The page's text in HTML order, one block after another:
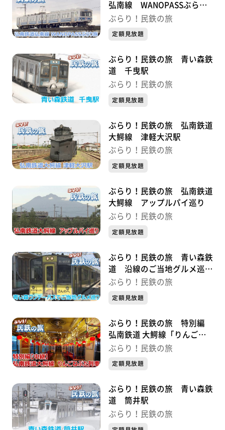
弘南線 WANOPASSぶらり
旅
ぶらり！民鉄の旅
定額見放題
ぶらり！民鉄の旅 青い森鉄
道 千曳駅
ぶらり！民鉄の旅
定額見放題
ぶらり！民鉄の旅 弘南鉄道
大鰐線 津軽大沢駅
ぶらり！民鉄の旅
定額見放題
ぶらり！民鉄の旅 弘南鉄道
大鰐線 アップルパイ巡り
ぶらり！民鉄の旅
定額見放題
ぶらり！民鉄の旅 青い森鉄
道 沿線のご当地グルメ巡り
の旅
ぶらり！民鉄の旅
定額見放題
ぶらり！民鉄の旅 特別編
弘南鉄道 大鰐線「りんごね
ぷた列車」
ぶらり！民鉄の旅
定額見放題
ぶらり！民鉄の旅 青い森鉄
道 筒井駅
ぶらり！民鉄の旅